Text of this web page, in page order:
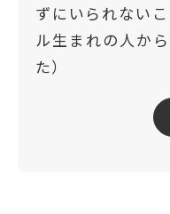
ずにいられない
ル生まれの人か
た）